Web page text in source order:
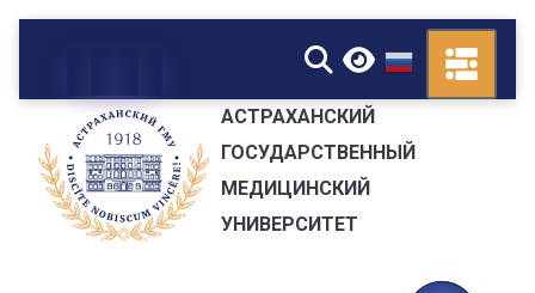
▼
АСТРАХАНСКИЙ
ГОСУДАРСТВЕННЫЙ
МЕДИЦИНСКИЙ
УНИВЕРСИТЕТ